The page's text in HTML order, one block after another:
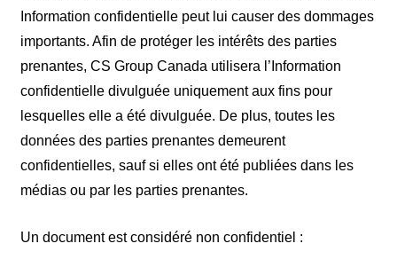
Information confidentielle peut lui causer des dommages
importants. Afin de protéger les intérêts des parties
prenantes, CS Group Canada utilisera l’Information
confidentielle divulguée uniquement aux fins pour
lesquelles elle a été divulguée. De plus, toutes les
données des parties prenantes demeurent
confidentielles, sauf si elles ont été publiées dans les
médias ou par les parties prenantes.
Un document est considéré non confidentiel :